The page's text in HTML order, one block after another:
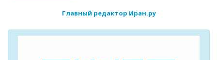
Главный редактор Иран.ру